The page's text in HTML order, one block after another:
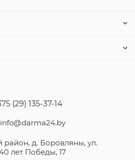
(29) 135-37-14
info@darma24.by
район, д. Боровляны, ул.
лет Победы, 17